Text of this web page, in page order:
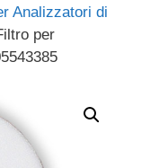
Analizzatori di
per